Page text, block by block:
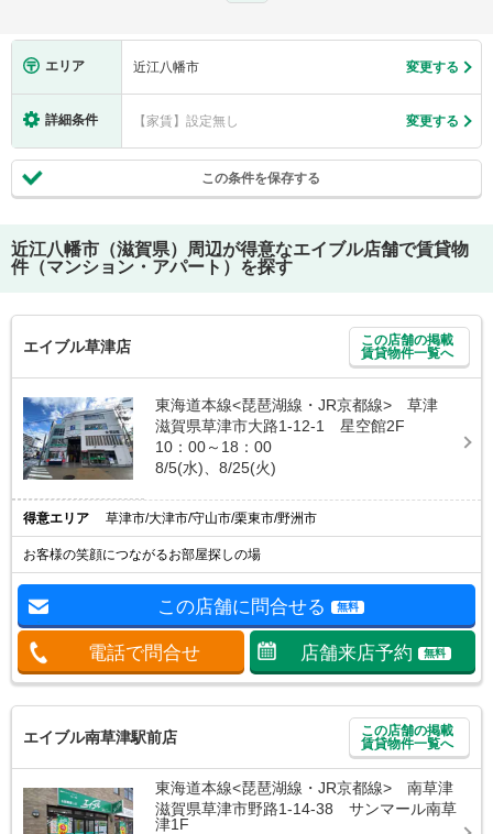
エリア 近江八幡市 変更する
詳細条件 【家賃】設定無し 変更する
この条件を保存する
近江八幡市（滋賀県）
周辺が得意なエイブル店舗で賃貸物
件（マンション・アパート）を探す
エイブル草津店
この店舗の掲載
賃貸物件一覧へ
東海道本線<琵琶湖線・JR京都線> 草津
滋賀県草津市大路1-12-1 星空館2F
10：00～18：00
8/5(水)、8/25(火)
得意エリア 草津市/大津市/守山市/栗東市/野洲市
お客様の笑顔につながるお部屋探しの場
この店舗に問合せる 無料
電話で問合せ 店舗来店予約 無料
エイブル南草津駅前店
この店舗の掲載
賃貸物件一覧へ
東海道本線<琵琶湖線・JR京都線> 南草津
滋賀県草津市野路1-14-38 サンマール南草
津1F